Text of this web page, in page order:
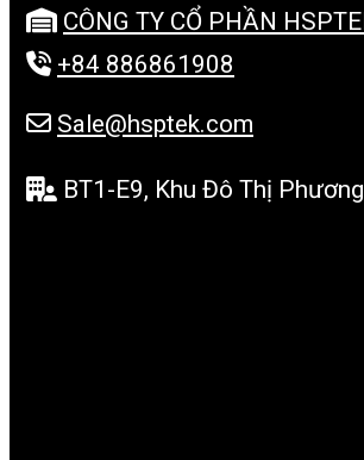
CÔNG TY CỔ PHẦN
+84 886861908
Sale@hsptek.com
BT1-E9, Khu Đô Thị